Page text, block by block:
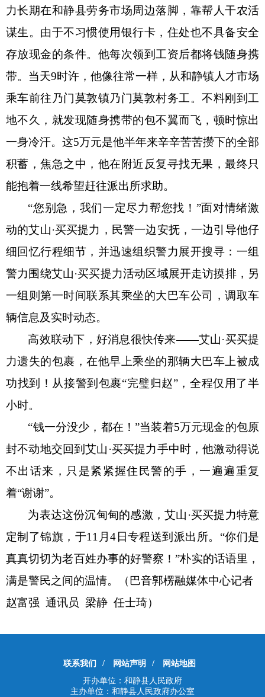
力长期在和静县劳务市场周边落脚，靠帮人干农活
谋生。由于不习惯使用银行卡，住处也不具备安全
存放现金的条件。他每次领到工资后都将钱随身携
带。当天9时许，他像往常一样，从和静镇人才市场
乘车前往乃门莫敦镇乃门莫敦村务工。不料刚到工
地不久，就发现随身携带的包不翼而飞，顿时惊出
一身冷汗。这5万元是他半年来辛辛苦苦攒下的全部
积蓄，焦急之中，他在附近反复寻找无果，最终只
能抱着一线希望赶往派出所求助。
“您别急，我们一定尽力帮您找！”面对情绪激
动的艾山·买买提力，民警一边安抚，一边引导他仔
细回忆行程细节，并迅速组织警力展开搜寻：一组
警力围绕艾山·买买提力活动区域展开走访摸排，另
一组则第一时间联系其乘坐的大巴车公司，调取车
辆信息及实时动态。
高效联动下，好消息很快传来——艾山·买买提
力遗失的包裹，在他早上乘坐的那辆大巴车上被成
功找到！从接警到包裹“完璧归赵”，全程仅用了半
小时。
“钱一分没少，都在！”当装着5万元现金的包原
封不动地交回到艾山·买买提力手中时，他激动得说
不出话来，只是紧紧握住民警的手，一遍遍重复
着“谢谢”。
为表达这份沉甸甸的感激，艾山 ·买买提力特意
定制了锦旗，于11月4日专程送到派出所。“你们是
真真切切为老百姓办事的好警察！”朴实的话语里，
满是警民之间的温情。（巴音郭楞融媒体中心记者
赵富强 通讯员 梁静 任士琦）
联系我们 / 网站声明 /
网站地图
开办单位：和静县人民政府
主办单位：和静县人民政府办公室